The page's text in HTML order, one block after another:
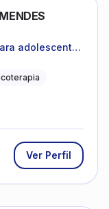
adolescentes
Ver Perfil